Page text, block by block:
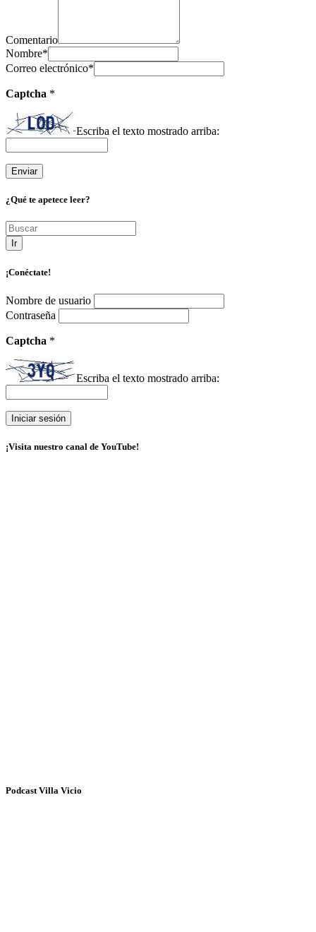
Comentario
Nombre*
Correo electrónico*
Captcha *
Escriba el texto mostrado arriba:
¿Qué te apetece leer?
Ir
¡Conéctate!
Nombre de usuario
Contraseña
Captcha *
Escriba el texto mostrado arriba:
¡Visita nuestro canal de YouTube!
Podcast Villa Vicio